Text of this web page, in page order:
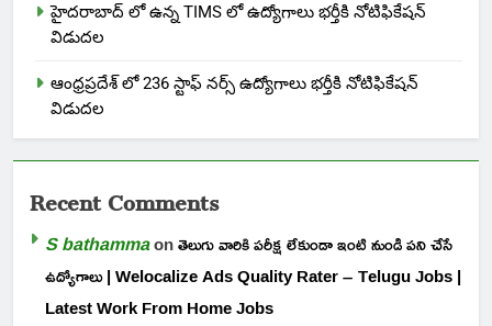
హైదరాబాద్ లో ఉన్న TIMS లో ఉద్యోగాలు భర్తీకి నోటిఫికేషన్
విడుదల
ఆంధ్రప్రదేశ్ లో 236 స్టాఫ్ నర్స్ ఉద్యోగాలు భర్తీకి నోటిఫికేషన్
విడుదల
Recent Comments
S bathammaonతెలుగు వారికి పరీక్ష లేకుండా ఇంటి నుండి పని చేసే
ఉద్యోగాలు | Welocalize Ads Quality Rater – Telugu Jobs |
Latest Work From Home Jobs